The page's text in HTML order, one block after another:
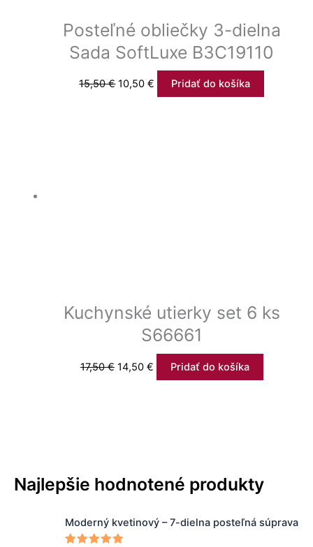
Najlepšie hodnotené produkty
Moderný kvetinový – 7-dielna posteľná súprava
P
ô
k
Posteľné obliečky 3-dielna
Sada SoftLuxe B3C19110
15,50€ 10,50€ Pridať do košíka
Kuchynské utierky set 6 ks
S66661
17,50€ 14,50 € Pridať do košíka